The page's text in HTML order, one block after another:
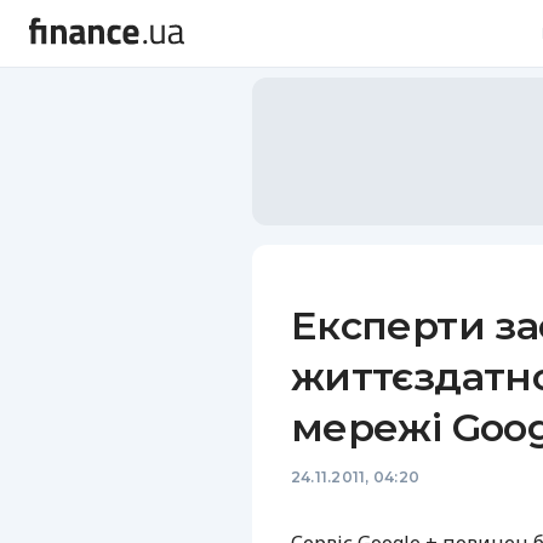
Експерти
мережі
24.11.2011, 04:20